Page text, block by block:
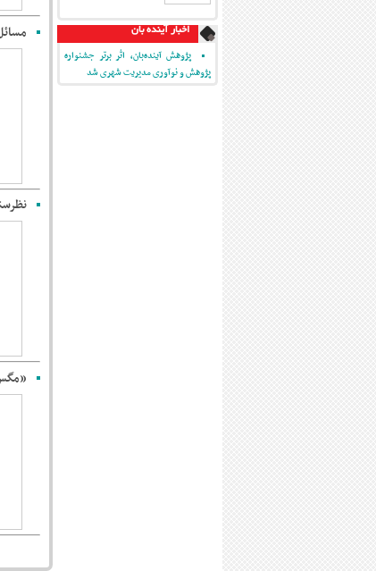
اخبار آینده بان
پژوهش آینده‌بان، اثر برتر جشنواره
پژوهش و نوآوری مدیریت شهری شد
مسائل